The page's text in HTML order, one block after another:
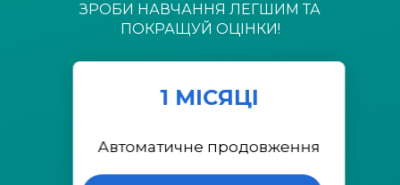
ЗРОБИ НАВЧАННЯ ЛЕГШИМ ТА
ПОКРАЩУЙ ОЦІНКИ!
1 МІСЯЦІ
Автоматичне продовження